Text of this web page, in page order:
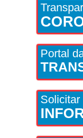
Portal
Solicitar